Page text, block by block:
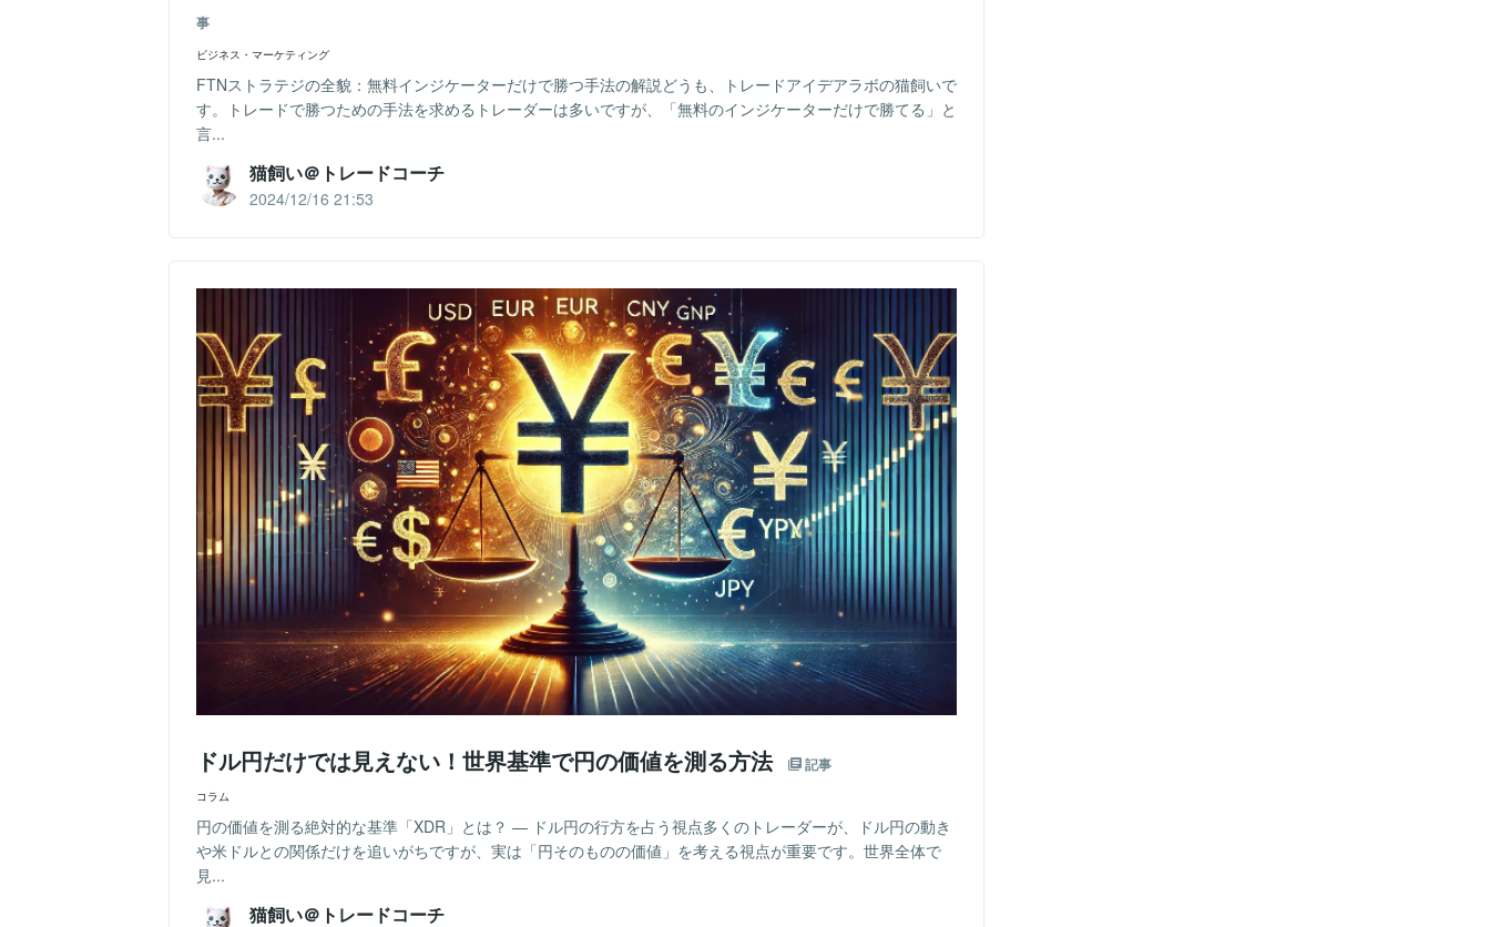
事
ビジネス・マーケティング
FTNストラテジの全貌：無料インジケーターだけで勝つ手法の解説どうも、トレードアイデアラボの猫飼いで
す。トレードで勝つための手法を求めるトレーダーは多いですが、「無料のインジケーターだけで勝てる」と
言...
猫飼い＠トレードコーチ
2024/12/16 21:53
ドル円だけでは見えない！世界基準で円の価値を測る方法 記事
コラム
円の価値を測る絶対的な基準「XDR」とは？ — ドル円の行方を占う視点多くのトレーダーが、ドル円の動き
や米ドルとの関係だけを追いがちですが、実は「円そのものの価値」を考える視点が重要です。世界全体で
見...
猫飼い＠トレードコーチ